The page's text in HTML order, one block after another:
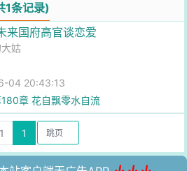
1条记录)
来国府高官谈恋爱
姑
04 20:43:13
章 花自飘零水自流
1